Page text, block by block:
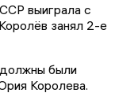
выиграла с
занял 2-е
были
Королева.